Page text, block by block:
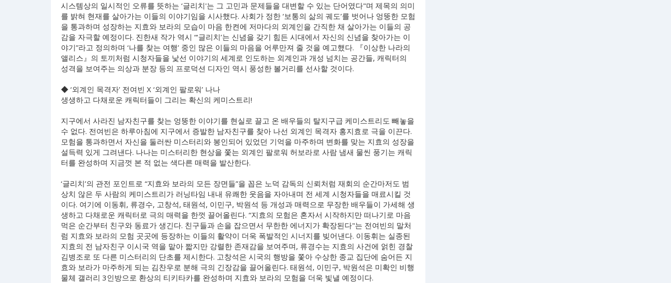
시스템상의 일시적인 오류를 뜻하는 ‘글리치'는 그 고민과 문제들을 대변할 수 있는 단어였다"며 제목의 의미
를 밝혀 현재를 살아가는 이들의 이야기임을 시사했다. 사회가 정한 ‘보통의 삶의 궤도’를 벗어나 엉뚱한 모험
을 통과하며 성장하는 지효와 보라의 모습이 마음 한켠에 저마다의 외계인을 간직한 채 살아가는 이들의 공
감을 자극할 예정이다. 진한새 작가 역시 “‘글리치’는 신념을 갖기 힘든 시대에서 자신의 신념을 찾아가는 이
야기”라고 정의하며 ‘나를 찾는 여행’ 중인 많은 이들의 마음을 어루만져 줄 것을 예고했다. 『이상한 나라의
앨리스』의 토끼처럼 시청자들을 낯선 이야기의 세계로 인도하는 외계인과 개성 넘치는 공간들, 캐릭터의
성격을 보여주는 의상과 분장 등의 프로덕션 디자인 역시 풍성한 볼거리를 선사할 것이다.
◆ ‘외계인 목격자’ 전여빈 X ‘외계인 팔로워’ 나나
생생하고 다채로운 캐릭터들이 그리는 확신의 케미스트리!
지구에서 사라진 남자친구를 찾는 엉뚱한 이야기를 현실로 끌고 온 배우들의 탈지구급 케미스트리도 빼놓을
수 없다. 전여빈은 하루아침에 지구에서 증발한 남자친구를 찾아 나선 외계인 목격자 홍지효로 극을 이끈다.
모험을 통과하면서 자신을 둘러싼 미스터리와 봉인되어 있었던 기억을 마주하며 변화를 맞는 지효의 성장을
설득력 있게 그려낸다. 나나는 미스터리한 현상을 쫓는 외계인 팔로워 허보라로 사람 냄새 물씬 풍기는 캐릭
터를 완성하며 지금껏 본 적 없는 색다른 매력을 발산한다.
‘글리치’의 관전 포인트로 “지효와 보라의 모든 장면들”을 꼽은 노덕 감독의 신뢰처럼 재회의 순간마저도 범
상치 않은 두 사람의 케미스트리가 러닝타임 내내 유쾌한 웃음을 자아내며 전 세계 시청자들을 매료시킬 것
이다. 여기에 이동휘, 류경수, 고창석, 태원석, 이민구, 박원석 등 개성과 매력으로 무장한 배우들이 가세해 생
생하고 다채로운 캐릭터로 극의 매력을 한껏 끌어올린다. “지효의 모험은 혼자서 시작하지만 떠나기로 마음
먹은 순간부터 친구와 동료가 생긴다. 친구들과 손을 잡으면서 무한한 에너지가 확장된다"는 전여빈의 말처
럼 지효와 보라의 모험 곳곳에 등장하는 이들의 활약이 더욱 폭발적인 시너지를 빚어낸다. 이동휘는 실종된
지효의 전 남자친구 이시국 역을 맡아 짧지만 강렬한 존재감을 보여주며, 류경수는 지효의 사건에 얽힌 경찰
김병조로 또 다른 미스터리의 단초를 제시한다. 고창석은 시국의 행방을 쫓아 수상한 종교 집단에 숨어든 지
효와 보라가 마주하게 되는 김찬우로 분해 극의 긴장감을 끌어올린다. 태원석, 이민구, 박원석은 미확인 비행
물체 갤러리 3인방으로 환상의 티키타카를 완성하며 지효와 보라의 모험을 더욱 빛낼 예정이다.